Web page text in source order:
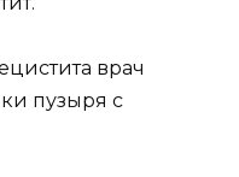
врач
пузыря с